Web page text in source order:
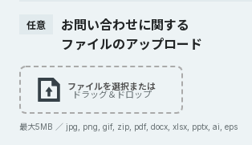
任意
お問い合わせに関する
ファイルのアップロード
ファイルを選択または
ドラッグ＆ドロップ
最大5MB ／ jpg, png, gif, zip, pdf, docx, xlsx, pptx, ai, eps